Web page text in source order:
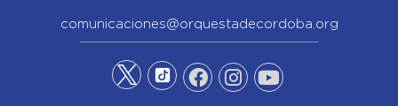
comunicaciones@orquestadecordoba.org